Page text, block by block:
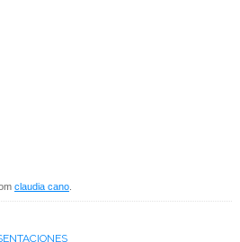
claudia cano.